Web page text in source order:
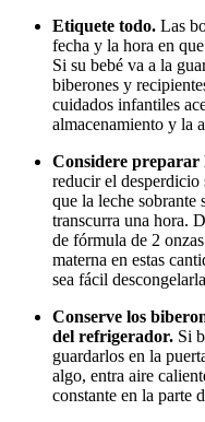
Etiquete todo. Las
fecha y la hora en
Si su bebé va a la
biberones y
cuidados infantiles
almacenamiento y la
Considere preparar
reducir el desperdicio
que la leche sobrante
transcurra una hora.
de fórmula de 2
materna en estas
sea fácil
Conserve los
del refrigerador. Si
guardarlos en la
algo, entra aire
constante en la parte